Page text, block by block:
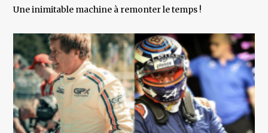
Une inimitable machine à remonter le temps !